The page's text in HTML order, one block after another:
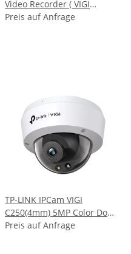
Video Recorder ( VIGI
NVR1008H )
Preis auf Anfrage
TP-LINK IPCam VIGI
C250(4mm) 5MP Color Dome
Network Kamera ( VIGI
Preis auf Anfrage